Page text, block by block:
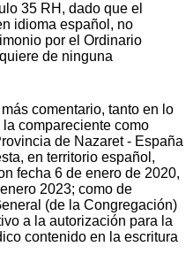
35 RH, dado que el
idioma español, no
por el Ordinario
de ninguna
comentario, tanto en lo
compareciente como
de Nazaret - España
en territorio español,
fecha 6 de enero de 2020,
2023; como de
(de la Congregación)
a la autorización para la
contenido en la escritura